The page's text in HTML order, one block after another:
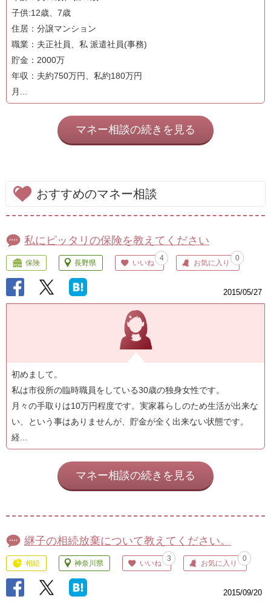
子供:12歳、7歳
住居：分譲マンション
職業：夫正社員、私 派遣社員(事務)
貯金：2000万
年収：夫約750万円、私約180万円
月...
マネー相談の続きを見る
おすすめのマネー相談
私にピッタリの保険を教えてください
保険 長野県 いいね
4
お気に入り
0
2015/05/27
初めまして。
私は市役所の臨時職員をしている30歳の独身女性です。
月々の手取りは10万円程度です。実家暮らしのため生活が出来な
い、という事はありませんが、貯金が全く出来ない状態です。
経...
マネー相談の続きを見る
継子の相続放棄について教えてください。
相続 神奈川県 いいね
3
お気に入り
0
2015/09/20